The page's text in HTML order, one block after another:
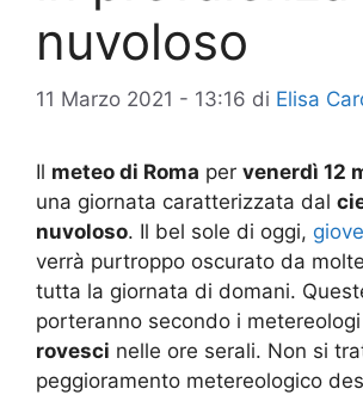
nuvoloso
11 Marzo 2021 - 13:16 di Elisa
Il meteo di Roma per venerdì 12
una giornata caratterizzata dal
nuvoloso. Il bel sole di oggi,
verrà purtroppo oscurato da
tutta la giornata di domani.
porteranno secondo i
rovesci nelle ore serali. Non si
peggioramento metereologico